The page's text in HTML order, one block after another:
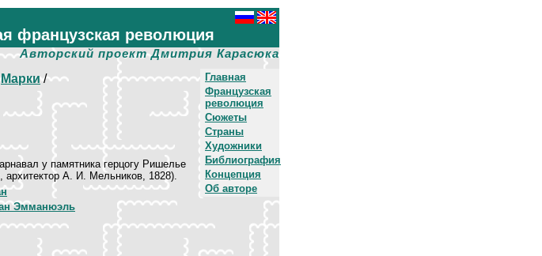
французская революция
Авторский проект Дмитрия Карасюка
Главная
Французская
революция
Сюжеты
Страны
Художники
Библиография
Концепция
Об авторе
Марки/
у памятника герцогу Ришелье
архитектор А. И. Мельников, 1828).
Эмманюэль